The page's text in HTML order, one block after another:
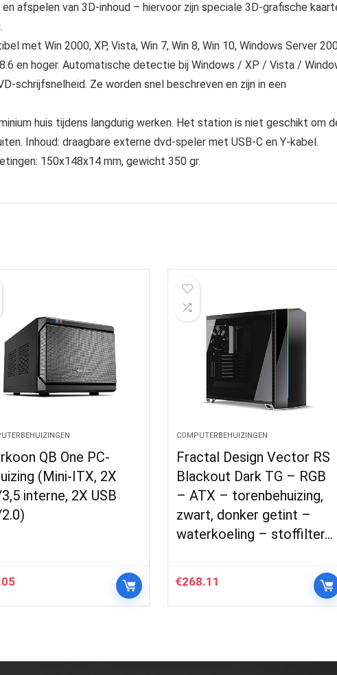
afspelen van 3D-inhoud – hiervoor zijn speciale 3D-grafische
met Win 2000, XP, Vista, Win 7, Win 8, Win 10, Windows Server
en hoger. Automatische detectie bij Windows / XP / Vista /
schrijfsnelheid. Ze worden snel beschreven en zijn in een
huis tijdens langdurig werken. Het station is niet geschikt om
Inhoud: draagbare externe dvd-speler met USB-C en Y-kabel.
150x148x14 mm, gewicht 350 gr.
QB One PC-
(Mini-ITX, 2X
interne, 2X USB
COMPUTERBEHUIZINGEN
Fractal Design Vector RS
Blackout Dark TG – RGB
– ATX – torenbehuizing,
zwart, donker getint –
waterkoeling – stoffilter…
€268.11